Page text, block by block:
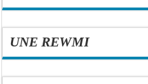
UNE REWMI